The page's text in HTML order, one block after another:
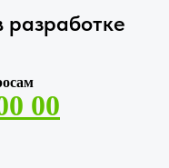
разработке
00